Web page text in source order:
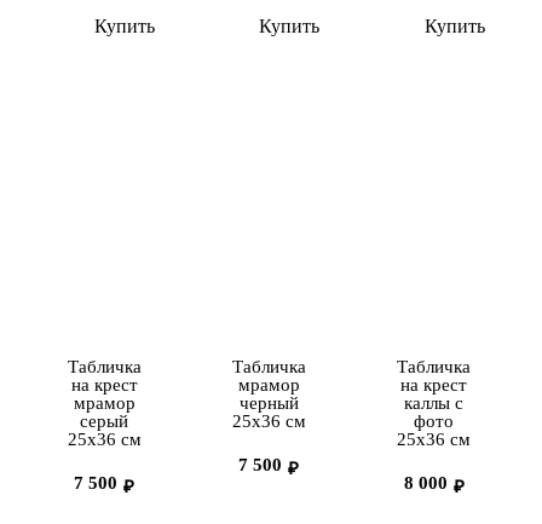
Купить Купить Купить
Табличка
на крест
мрамор
серый
25х36 см
₽
7 500
Табличка
мрамор
черный
25х36 см
₽
7 500
Табличка
на крест
каллы с
фото
25х36 см
₽
8 000